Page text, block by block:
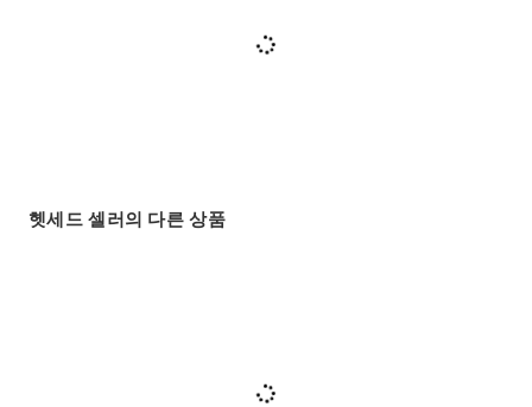
헷세드 셀러의 다른 상품